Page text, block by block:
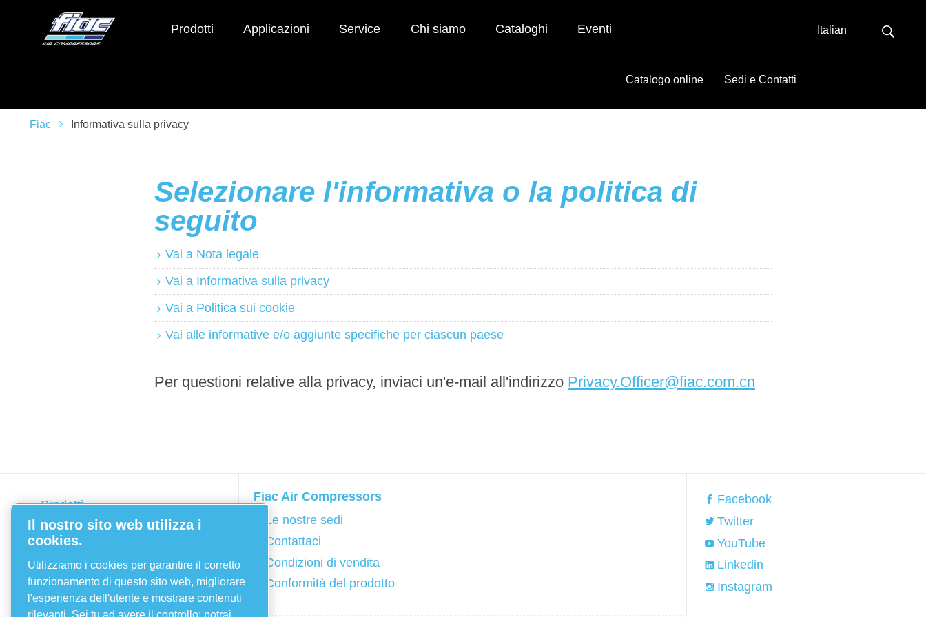
Prodotti Applicazioni Service Chi siamo Cataloghi Eventi Italian
Catalogo online Sedi e Contatti
Fiac Informativa sulla privacy
Selezionare l'informativa o la politica di
seguito
Vai a Nota legale
Vai a Informativa sulla privacy
Vai a Politica sui cookie
Vai alle informative e/o aggiunte specifiche per ciascun paese
Per questioni relative alla privacy, inviaci un'e-mail all'indirizzo Privacy.Officer@fiac.com.cn
Prodotti
Catalogo online
Service
Applicazioni
Chi siamo
Cataloghi
Fiac Air Compressors
Le nostre sedi
Contattaci
Condizioni di vendita
Conformità del prodotto
Facebook
Twitter
YouTube
Linkedin
Instagram
Il nostro sito web utilizza i
cookies.
Utilizziamo i cookies per garantire il corretto
funzionamento di questo sito web, migliorare
l'esperienza dell'utente e mostrare contenuti